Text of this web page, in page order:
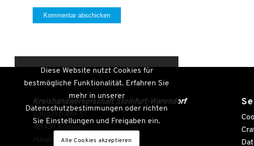
Kreishandwerkerschaft Steinfurt-Warendorf
Laugestraße 51
48431 Rheine
Hauptgeschäftsführer:
Diese Website nutzt Cookies für
bestmögliche Funktionalität. Erfahren Sie
mehr in unserer
Datenschutzbestimmungen oder richten
Sie Einstellungen und Freigaben ein.
Alle Cookies akzeptieren